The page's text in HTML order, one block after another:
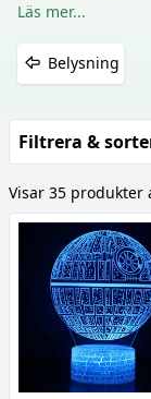
Läs mer...
Belysning
Filtrera &
Visar 35 produkter